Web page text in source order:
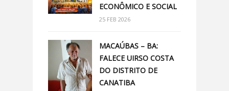
ECONÔMICO E SOCIAL
25 FEB 2026
MACAÚBAS – BA:
FALECE UIRSO COSTA
DO DISTRITO DE
CANATIBA